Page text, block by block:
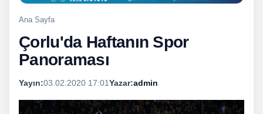
Ana Sayfa
Çorlu'da Haftanın Spor
Panoraması
Yayın:03.02.2020 17:01Yazar:admin